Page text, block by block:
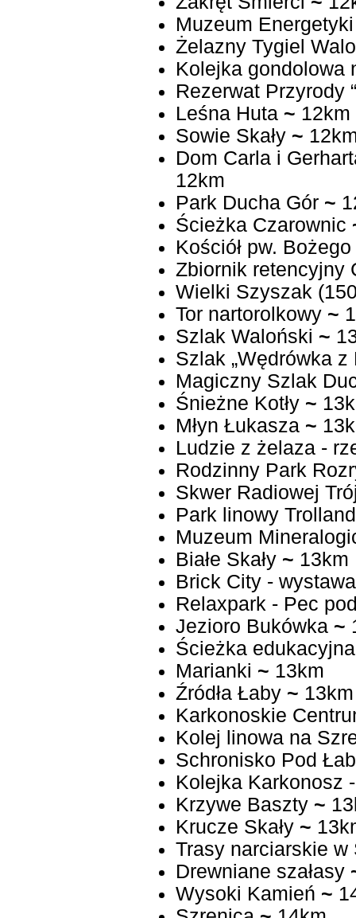
Muzeum Energetyki
Żelazny Tygiel
Kolejka gondolowa
Rezerwat Przyrody
Leśna Huta ~ 12km
Sowie Skały ~
Dom Carla i
12km
Park Ducha Gór ~
Ścieżka Czarownic
Kościół pw. Bożego
Zbiornik retencyjny
Wielki Szyszak
Tor nartorolkowy ~
Szlak Waloński ~
Szlak „Wędrówka z
Magiczny Szlak
Śnieżne Kotły ~
Młyn Łukasza ~
Ludzie z żelaza -
Rodzinny Park
Skwer Radiowej
Park linowy
Muzeum
Białe Skały ~ 13km
Relaxpark - Pec
Jezioro Bukówka ~
Ścieżka
Marianki ~ 13km
Źródła Łaby ~ 13km
Karkonoskie
Kolej linowa na
Schronisko Pod
Kolejka Karkonosz
Krzywe Baszty ~
Krucze Skały ~
Trasy narciarskie w
Drewniane szałasy
Wysoki Kamień ~